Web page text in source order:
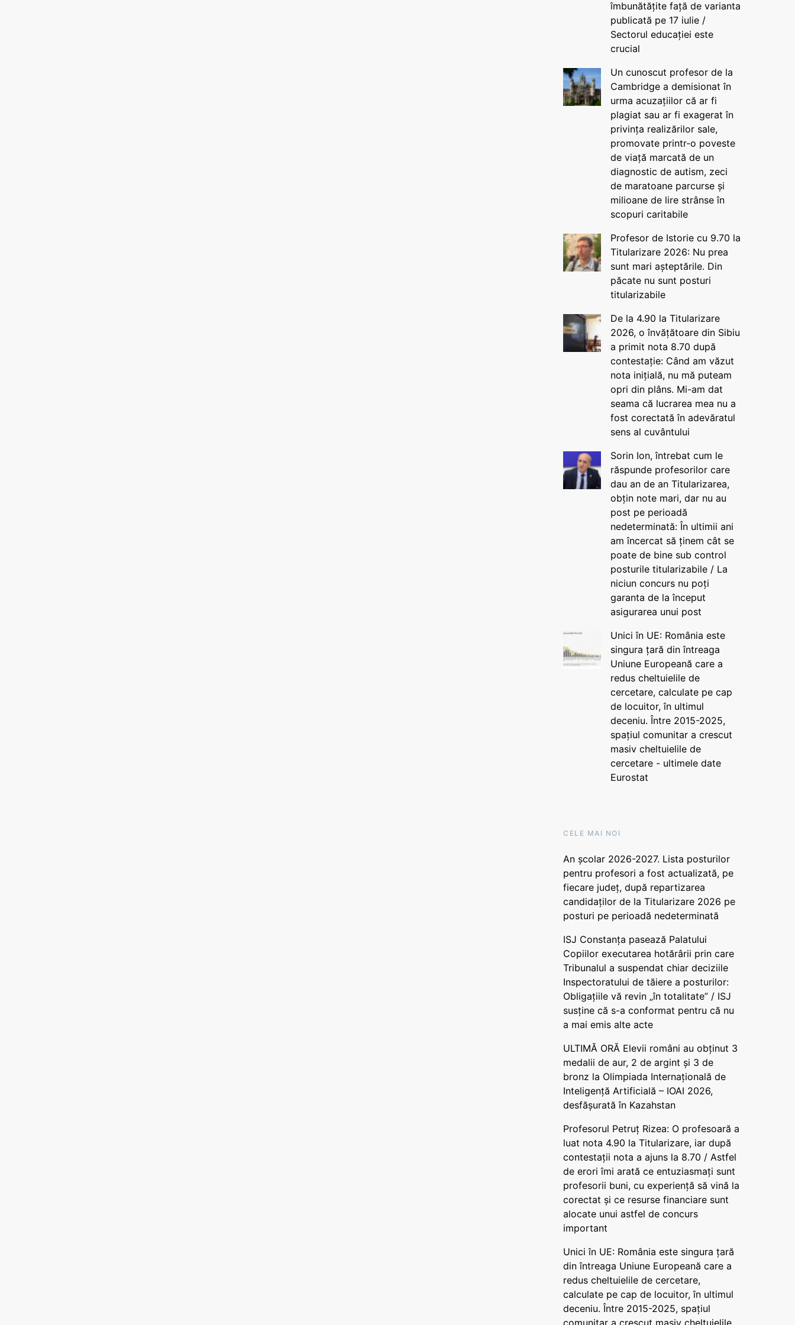
îmbunătățite față de varianta
publicată pe 17 iulie /
Sectorul educației este
crucial
Un cunoscut profesor de la
Cambridge a demisionat în
urma acuzațiilor că ar fi
plagiat sau ar fi exagerat în
privința realizărilor sale,
promovate printr-o poveste
de viață marcată de un
diagnostic de autism, zeci
de maratoane parcurse și
milioane de lire strânse în
scopuri caritabile
Profesor de Istorie cu 9.70 la
Titularizare 2026: Nu prea
sunt mari așteptările. Din
păcate nu sunt posturi
titularizabile
De la 4.90 la Titularizare
2026, o învățătoare din Sibiu
a primit nota 8.70 după
contestație: Când am văzut
nota inițială, nu mă puteam
opri din plâns. Mi-am dat
seama că lucrarea mea nu a
fost corectată în adevăratul
sens al cuvântului
Sorin Ion, întrebat cum le
răspunde profesorilor care
dau an de an Titularizarea,
obțin note mari, dar nu au
post pe perioadă
nedeterminată: În ultimii ani
am încercat să ținem cât se
poate de bine sub control
posturile titularizabile / La
niciun concurs nu poți
garanta de la început
asigurarea unui post
Unici în UE: România este
singura țară din întreaga
Uniune Europeană care a
redus cheltuielile de
cercetare, calculate pe cap
de locuitor, în ultimul
deceniu. Între 2015-2025,
spațiul comunitar a crescut
masiv cheltuielile de
cercetare - ultimele date
Eurostat
CELE MAI NOI
An școlar 2026-2027. Lista posturilor
pentru profesori a fost actualizată, pe
fiecare județ, după repartizarea
candidaților de la Titularizare 2026 pe
posturi pe perioadă nedeterminată
ISJ Constanța pasează Palatului
Copiilor executarea hotărârii prin care
Tribunalul a suspendat chiar deciziile
Inspectoratului de tăiere a posturilor:
Obligațiile vă revin „în totalitate” / ISJ
susține că s-a conformat pentru că nu
a mai emis alte acte
ULTIMĂ ORĂ Elevii români au obținut 3
medalii de aur, 2 de argint și 3 de
bronz la Olimpiada Internațională de
Inteligență Artificială – IOAI 2026,
desfășurată în Kazahstan
Profesorul Petruț Rizea: O profesoară a
luat nota 4.90 la Titularizare, iar după
contestații nota a ajuns la 8.70 / Astfel
de erori îmi arată ce entuziasmați sunt
profesorii buni, cu experiență să vină la
corectat și ce resurse financiare sunt
alocate unui astfel de concurs
important
Unici în UE: România este singura țară
din întreaga Uniune Europeană care a
redus cheltuielile de cercetare,
calculate pe cap de locuitor, în ultimul
deceniu. Între 2015-2025, spațiul
comunitar a crescut masiv cheltuielile